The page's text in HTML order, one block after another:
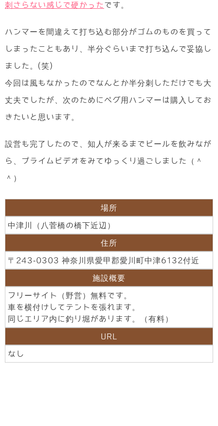
刺さらない感じで硬かったです。
ハンマーを間違えて打ち込む部分がゴムのものを買って
しまったこともあり、半分ぐらいまで打ち込んで妥協し
ました。(笑)
今回は風もなかったのでなんとか半分刺しただけでも大
丈夫でしたが、次のためにペグ用ハンマーは購入してお
きたいと思います。
設営も完了したので、知人が来るまでビールを飲みなが
ら、プライムビデオをみてゆっくり過ごしました（＾
＾）
場所
中津川（八菅橋の橋下近辺）
住所
〒243-0303 神奈川県愛甲郡愛川町中津6132付近
施設概要
フリーサイト（野営）無料です。
車を横付けしてテントを張れます。
同じエリア内に釣り堀があります。（有料）
URL
なし